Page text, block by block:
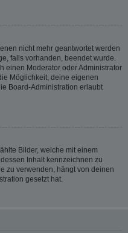
nicht mehr geantwortet werden
falls vorhanden, beendet wurde.
einen Moderator oder Administrator
Möglichkeit, deine eigenen
Board-Administration erlaubt
Bilder, welche mit einem
Inhalt kennzeichnen zu
zu verwenden, hängt von deinen
gesetzt hat.